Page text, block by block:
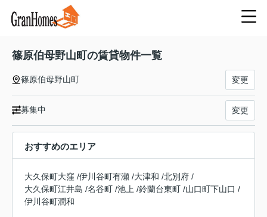
篠原伯母野山町の賃貸物件一覧
篠原伯母野山町 変更
募集中 変更
おすすめのエリア
大久保町大窪 /伊川谷町有瀬 /大津和 /北別府 /
大久保町江井島 /名谷町 /池上 /鈴蘭台東町 /山口町下山口 /
伊川谷町潤和